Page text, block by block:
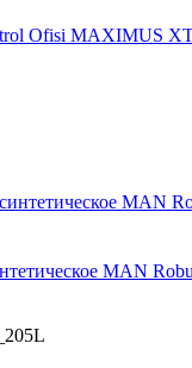
Ofisi MAXIMUS
MAN